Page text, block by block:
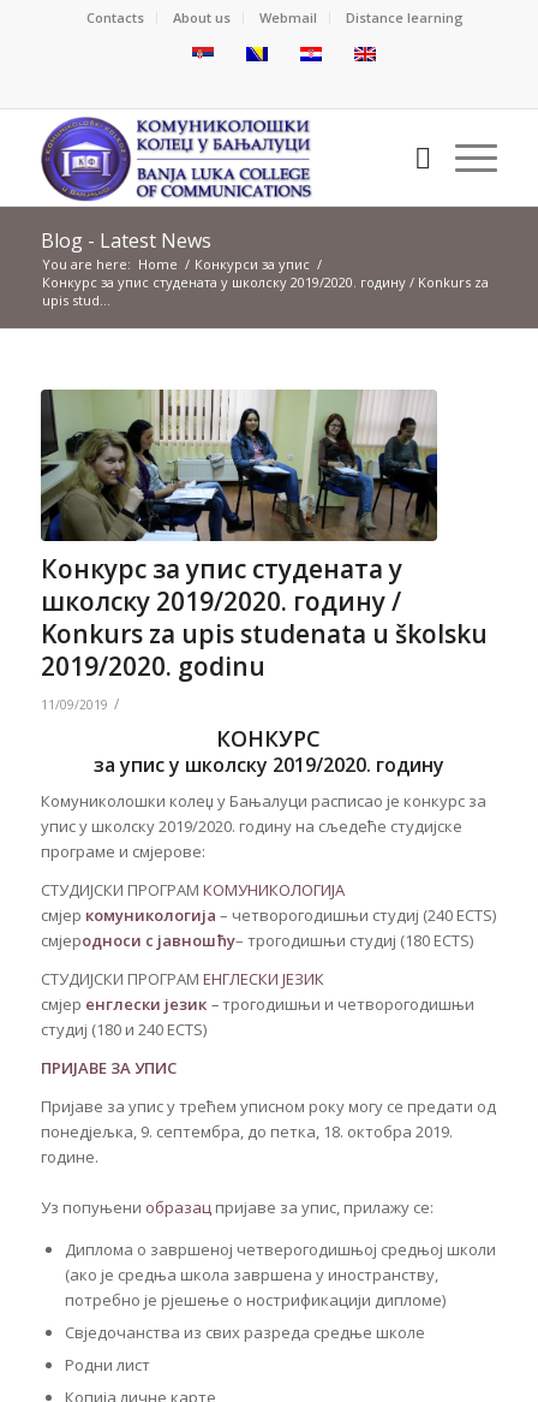
Contacts About us Webmail Distance learning
Blog - Latest News
You are here: Home / Конкурси за упис /
Конкурс за упис студената у школску 2019/2020. годину / Konkurs za
upis stud...
Конкурс за упис студената у
школску 2019/2020. годину /
Konkurs za upis studenata u školsku
2019/2020. godinu
11/09/2019 /
КОНКУРС
за упис у школску 2019/2020. годину
Комуниколошки колеџ у Бањалуци расписао је конкурс за
упис у школску 2019/2020. годину на сљедеће студијске
програме и смјерове:
СТУДИЈСКИ ПРОГРАМ КОМУНИКОЛОГИЈА
смјер комуникологија – четворогодишњи студиј (240 ECTS)
смјеродноси с јавношћу– трогодишњи студиј (180 ECTS)
СТУДИЈСКИ ПРОГРАМ ЕНГЛЕСКИ ЈЕЗИК
смјер енглески језик –трогодишњи и четворогодишњи
студиј (180 и 240 ECTS)
ПРИЈАВЕ ЗА УПИС
Пријаве за упис у трећем уписном року могу се предати од
понедјељка, 9. септембра, до петка, 18. октобра 2019.
године.
Уз попуњени образацпријаве за упис, прилажу се:
Диплома о завршеној четверогодишњој средњој школи
(ако је средња школа завршена у иностранству,
потребно је рјешење о нострификацији дипломе)
Свједочанства из свих разреда средње школе
Родни лист
Копија личне карте